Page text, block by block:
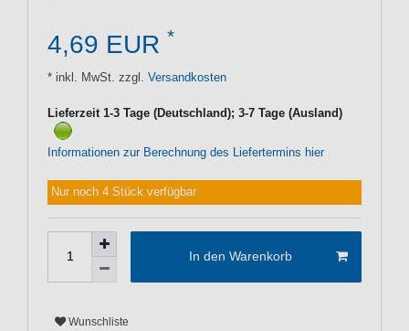
4,69 EUR *
* inkl. MwSt. zzgl. Versandkosten
Lieferzeit 1-3 Tage (Deutschland); 3-7 Tage (Ausland)
Informationen zur Berechnung des Liefertermins hier
Nur noch 4 Stück verfügbar
In den Warenkorb
Wunschliste